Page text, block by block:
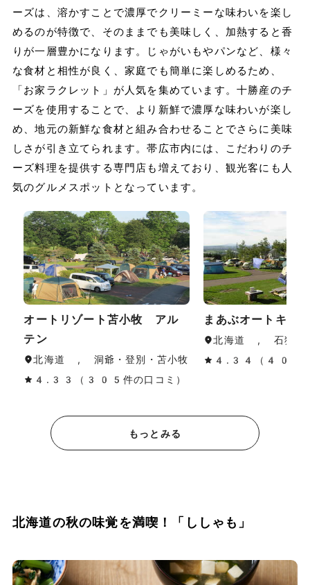
ーズは、溶かすことで濃厚でクリーミーな味わいを楽し
めるのが特徴で、そのままでも美味しく、加熱すると香
りが一層豊かになります。じゃがいもやパンなど、様々
な食材と相性が良く、家庭でも簡単に楽しめるため、
「お家ラクレット」が人気を集めています。十勝産のチ
ーズを使用することで、より新鮮で濃厚な味わいが楽し
め、地元の新鮮な食材と組み合わせることでさらに美味
しさが引き立てられます。帯広市内には、こだわりのチ
ーズ料理を提供する専門店も増えており、観光客にも人
気のグルメスポットとなっています。
オートリゾート苫小牧 アル
テン
北海道 , 洞爺・登別・苫小牧
4.33（305件の口コミ）
まあぶオートキャ
北海道 , 石狩・
4.34（40件の
もっとみる
北海道の秋の味覚を満喫！「ししゃも」